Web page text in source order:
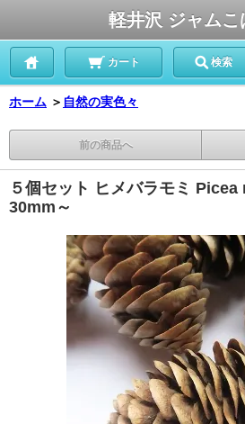
軽井沢 ジャムこ
カート 検索
ホーム ＞ 自然の実色々
前の商品へ
５個セット ヒメバラモミ
30mm～